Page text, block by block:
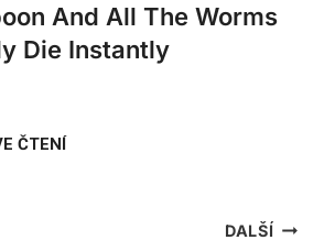
And All The Worms
Die Instantly
DALŠÍ